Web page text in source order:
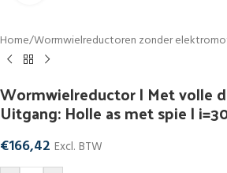
Home/Wormwielreductoren zonder
Wormwielreductor | Met volle
Uitgang: Holle as met spie |
€166,42 Excl. BTW